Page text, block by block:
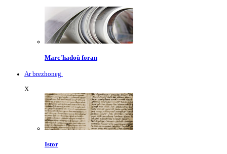
Marc'hadoù foran
Ar brezhoneg
X
Istor